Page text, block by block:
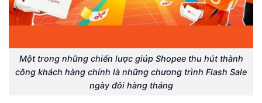
Một trong những chiến lược giúp Shopee thu hút thành
công khách hàng chính là những chương trình Flash Sale
ngày đôi hàng tháng